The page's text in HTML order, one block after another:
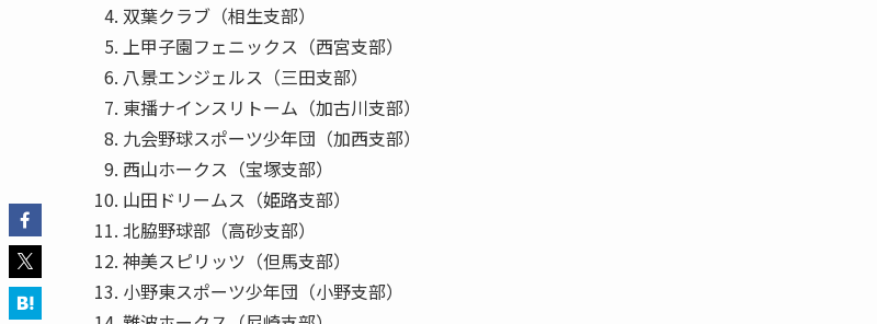
双葉クラブ（相生支部）
上甲子園フェニックス（西宮支部）
八景エンジェルス（三田支部）
東播ナインスリトーム（加古川支部）
九会野球スポーツ少年団（加西支部）
西山ホークス（宝塚支部）
山田ドリームス（姫路支部）
北脇野球部（高砂支部）
神美スピリッツ（但馬支部）
小野東スポーツ少年団（小野支部）